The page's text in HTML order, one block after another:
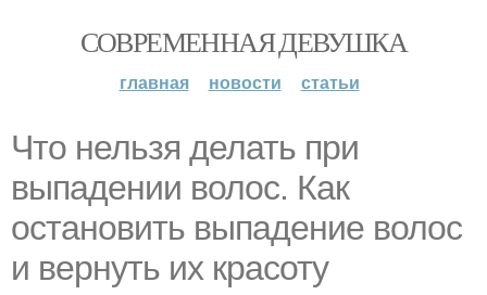
СОВРЕМЕННАЯ ДЕВУШКА
главная новости статьи
Что нельзя делать при
выпадении волос. Как
остановить выпадение волос
и вернуть их красоту